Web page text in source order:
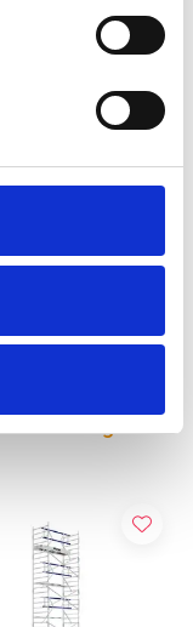
135 x 190 x 13,2
€6.214,85